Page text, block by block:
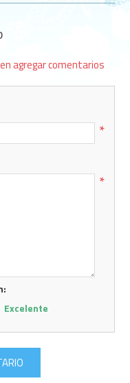
agregar comentarios
*
*
Excelente